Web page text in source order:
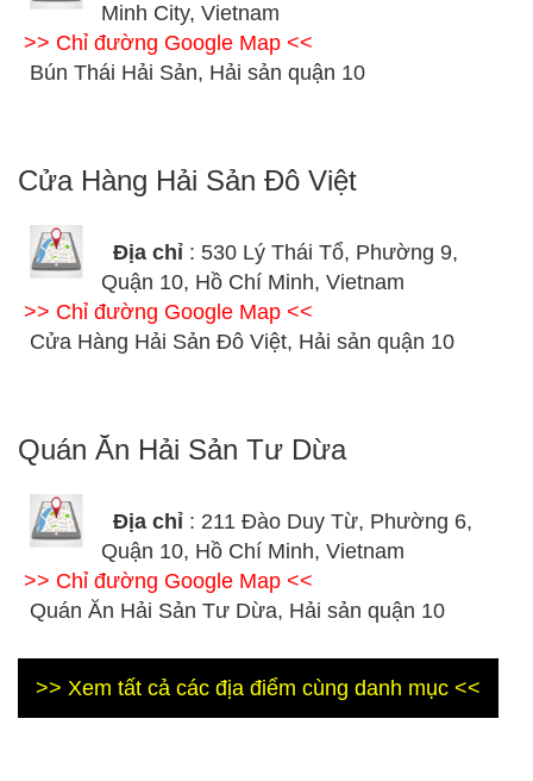
Minh City, Vietnam
>> Chỉ đường Google Map <<
Bún Thái Hải Sản, Hải sản quận 10
Cửa Hàng Hải Sản Đô Việt
Địa chỉ : 530 Lý Thái Tổ, Phường 9,
Quận 10, Hồ Chí Minh, Vietnam
>> Chỉ đường Google Map <<
Cửa Hàng Hải Sản Đô Việt, Hải sản quận 10
Quán Ăn Hải Sản Tư Dừa
Địa chỉ : 211 Đào Duy Từ, Phường 6,
Quận 10, Hồ Chí Minh, Vietnam
>> Chỉ đường Google Map <<
Quán Ăn Hải Sản Tư Dừa, Hải sản quận 10
>> Xem tất cả các địa điểm cùng danh mục <<